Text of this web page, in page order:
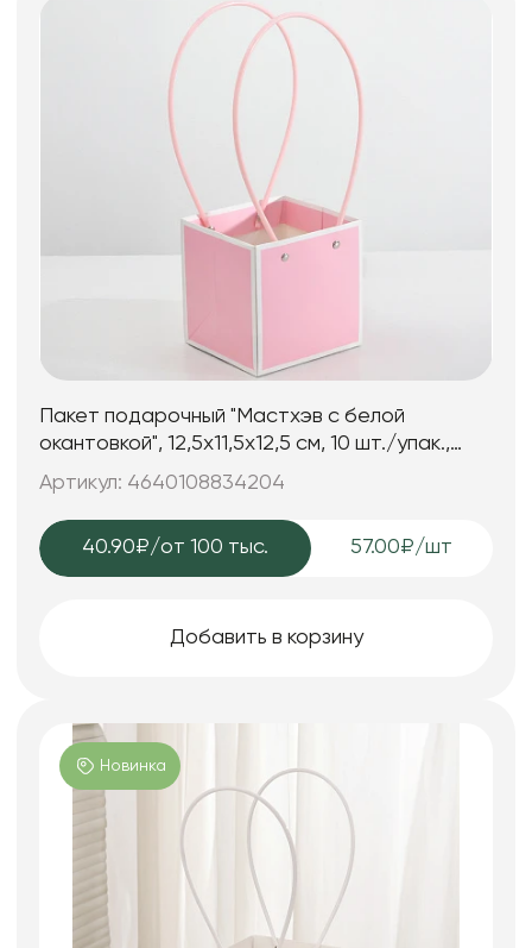
Пакет подарочный "Мастхэв с белой
окантовкой", 12,5х11,5х12,5 см, 10 шт./упак.,
цветущая сакура
Артикул: 4640108834204
40.90₽/от 100 тыс. 57.00₽/шт
Добавить в корзину
Новинка